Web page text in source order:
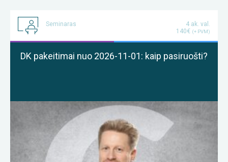
Seminaras
4 ak. val.
140€ (+ PVM)
DK pakeitimai nuo 2026-11-01: kaip pasiruošti?